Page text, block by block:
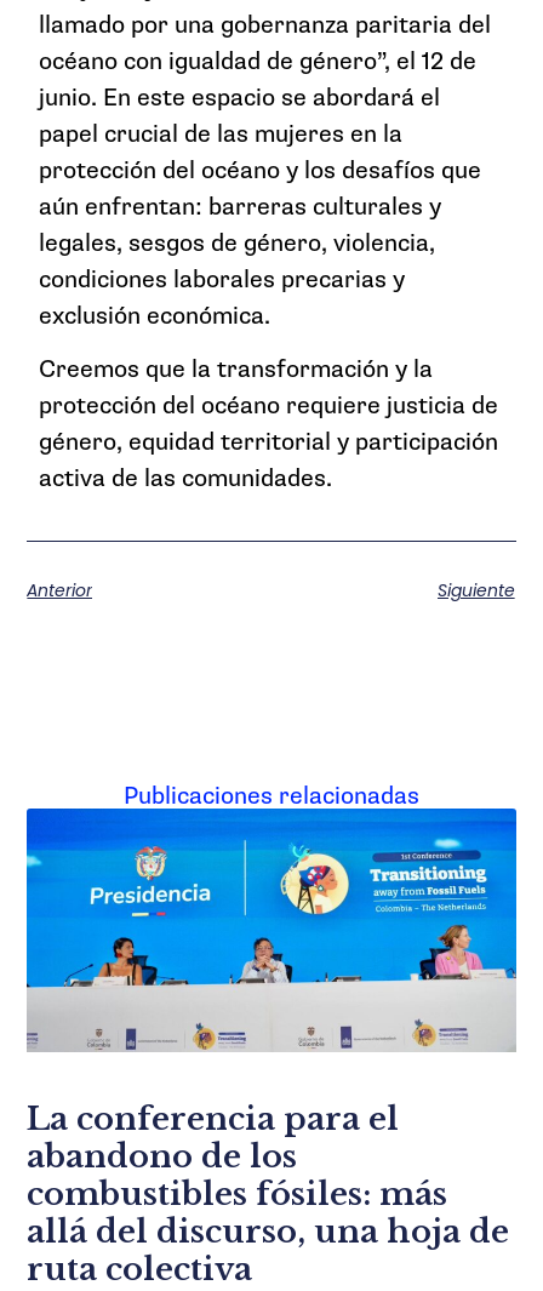
llamado por una gobernanza paritaria del
océano con igualdad de género”, el 12 de
junio. En este espacio se abordará el
papel crucial de las mujeres en la
protección del océano y los desafíos que
aún enfrentan: barreras culturales y
legales, sesgos de género, violencia,
condiciones laborales precarias y
exclusión económica.
Creemos que la transformación y la
protección del océano requiere justicia de
género, equidad territorial y participación
activa de las comunidades.
Anterior Siguiente
Publicaciones relacionadas
La conferencia para el
abandono de los
combustibles fósiles: más
allá del discurso, una hoja de
ruta colectiva